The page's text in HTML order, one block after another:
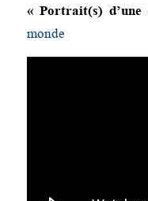
« Portrait(s) d’une
monde